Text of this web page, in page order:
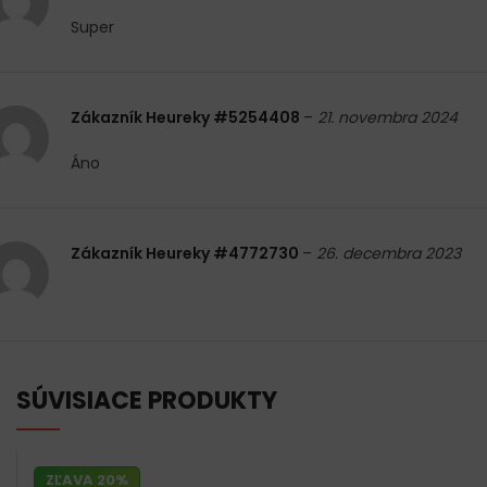
Super
Zákazník Heureky #5254408 – 21. novembra 2024
Áno
Zákazník Heureky #4772730 – 26. decembra 2023
SÚVISIACE PRODUKTY
ZĽAVA 20%